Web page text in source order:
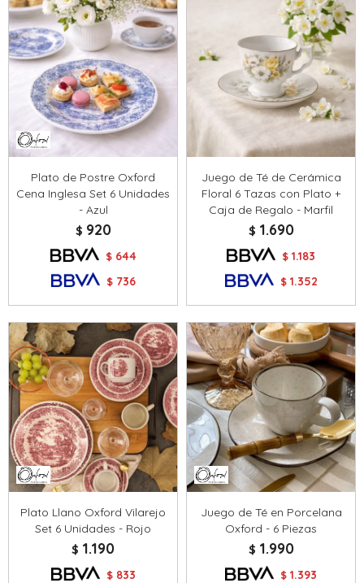
Plato de Postre Oxford
Cena Inglesa Set 6 Unidades
- Azul
$ 920
$ 644
$ 736
Juego de Té de Cerámica
Floral 6 Tazas con Plato +
Caja de Regalo - Marfil
$ 1.690
$ 1.183
$ 1.352
Plato Llano Oxford Vilarejo
Set 6 Unidades - Rojo
$ 1.190
$ 833
Juego de Té en Porcelana
Oxford - 6 Piezas
$ 1.990
$ 1.393